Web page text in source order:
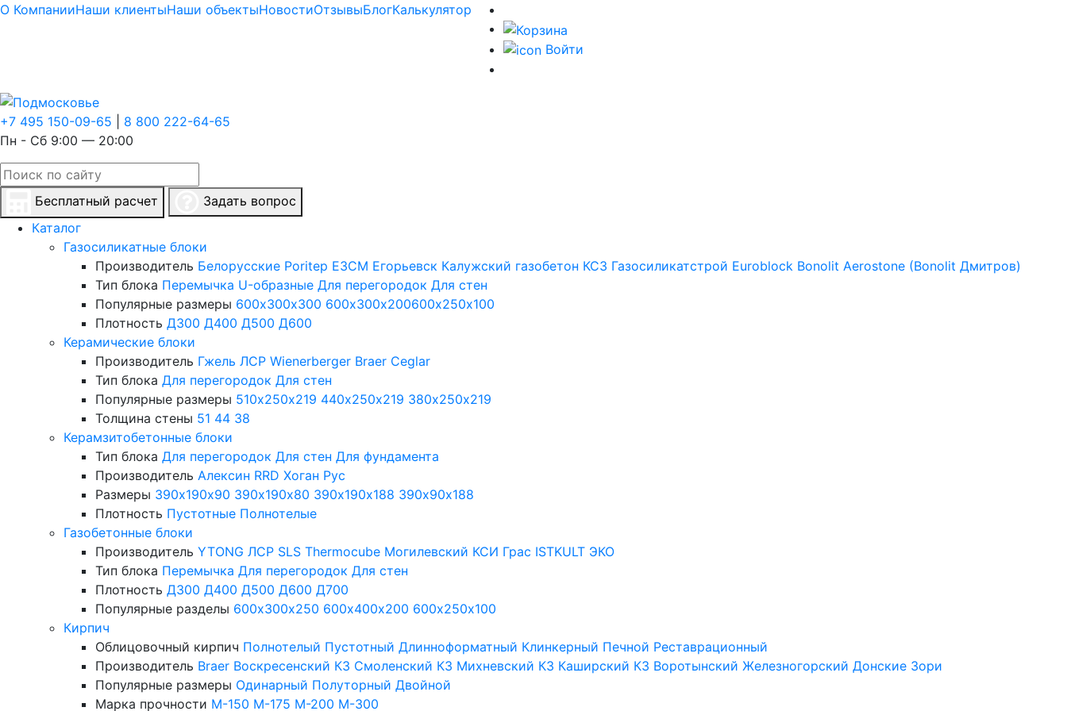
О КомпанииНаши клиентыНаши объектыНовостиОтзывыБлогКалькулятор
Войти
+7 495 150-09-65
8 800 222-64-65
Пн - Сб 9:00 — 20:00
Бесплатный расчет
Задать вопрос
Каталог
Газосиликатные блоки
Производитель Белорусские Poritep ЕЗСМ Егорьевск Калужский газобетон КСЗ Газосиликатстрой Euroblock Bonolit Aerostone (Bonolit Дмитров)
Тип блока Перемычка U-образные Для перегородок Для стен
Популярные размеры 600х300х300 600х300х200600х250х100
Плотность Д300 Д400 Д500 Д600
Керамические блоки
Производитель Гжель ЛСР Wienerberger Braer Ceglar
Тип блока Для перегородок Для стен
Популярные размеры 510х250х219 440х250х219 380х250х219
Толщина стены 51 44 38
Керамзитобетонные блоки
Тип блока Для перегородок Для стен Для фундамента
Производитель Алексин RRD Хоган Рус
Размеры 390х190х90 390х190х80 390х190х188 390х90х188
Плотность Пустотные Полнотелые
Газобетонные блоки
Производитель YTONG ЛСР SLS Thermocube Могилевский КСИ Грас ISTKULT ЭКО
Тип блока Перемычка Для перегородок Для стен
Плотность Д300 Д400 Д500 Д600 Д700
Популярные разделы 600х300х250 600х400х200 600х250х100
Кирпич
Облицовочный кирпич Полнотелый Пустотный Длинноформатный Клинкерный Печной Реставрационный
Производитель Braer Воскресенский КЗ Смоленский КЗ Михневский КЗ Каширский КЗ Воротынский Железногорский Донские Зори
Популярные размеры Одинарный Полуторный Двойной
Марка прочности М-150 М-175 М-200 М-300